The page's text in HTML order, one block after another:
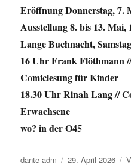
Eröffnung Donnerstag, 7.
Ausstellung 8. bis 13. Mai,
Lange Buchnacht,
16 Uhr Frank Flöthmann
Comiclesung für Kinder
18.30 Uhr Rinah Lang //
Erwachsene
wo? in der O45
Autor
dante-adm
Veröffentlicht
29. April 2026